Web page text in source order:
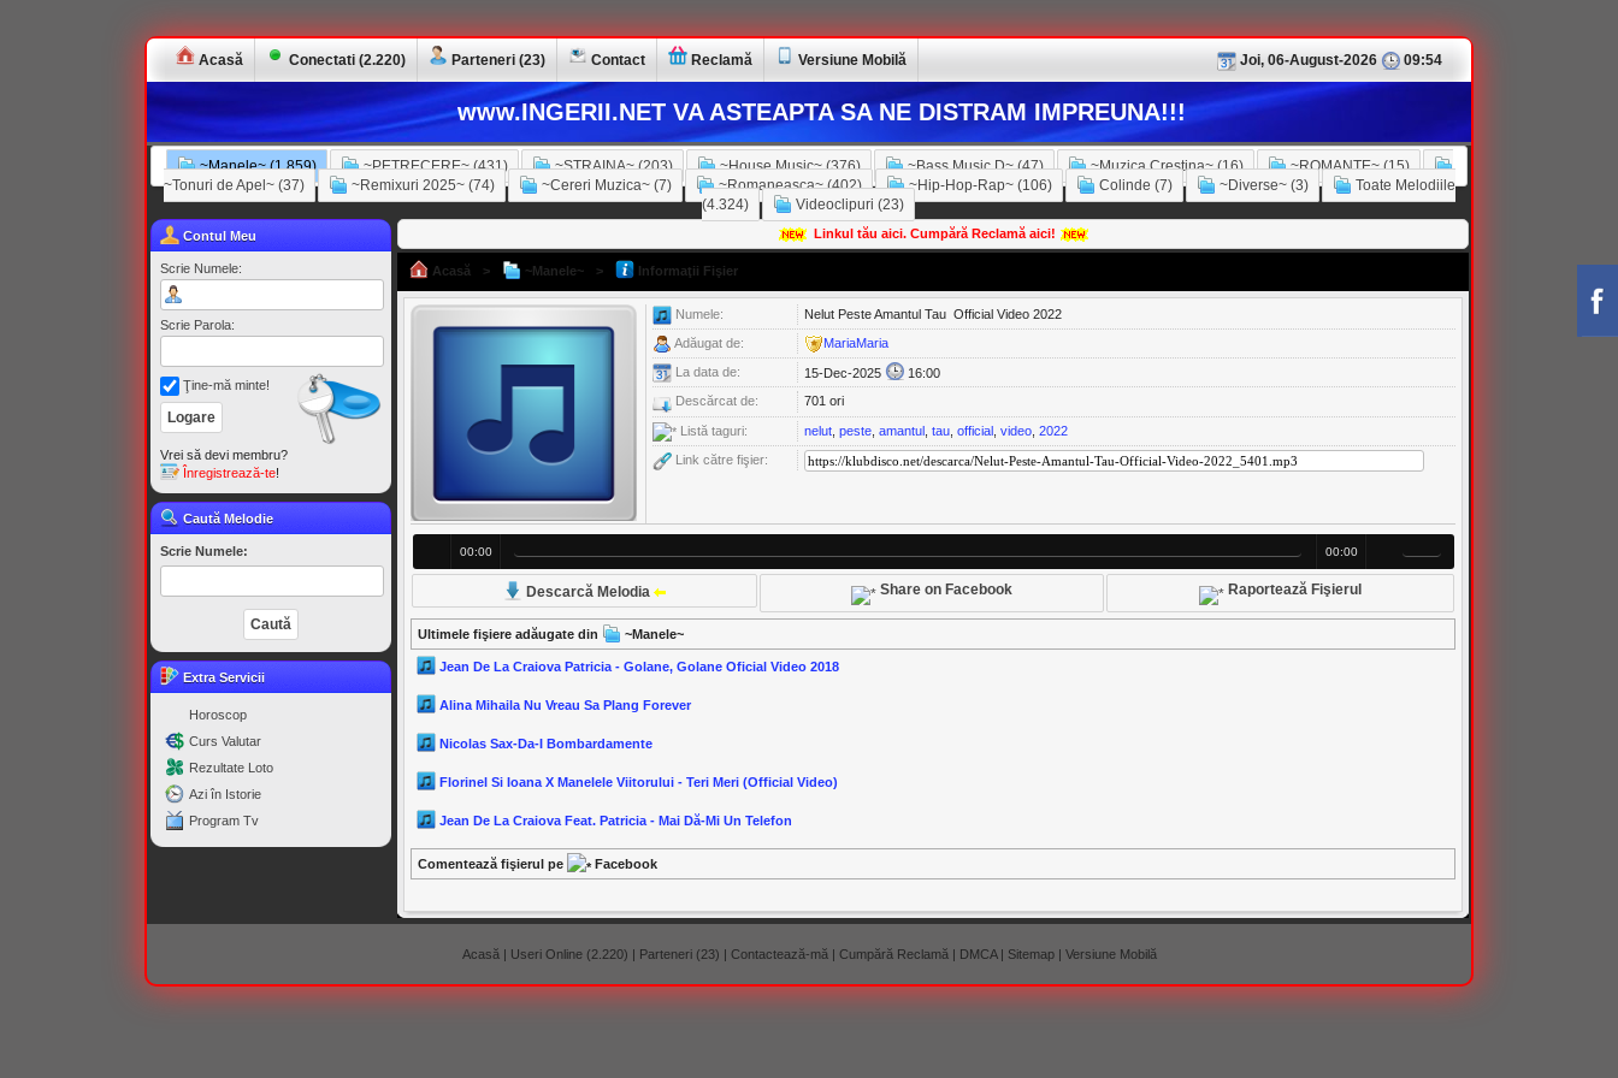
Acasă Conectati (2.220) Parteneri (23) Contact Reclamă Versiune Mobilă Joi, 06-August-2026 09:54
www.INGERII.NET VA ASTEAPTA SA NE DISTRAM IMPREUNA!!!
~Manele~ (1.859) ~PETRECERE~ (431) ~STRAINA~ (203) ~House Music~ (376) ~Bass Music D~ (47) ~Muzica Crestina~ (16)
~ROMANTE~ (15)
~Tonuri de Apel~ (37)
~Remixuri 2025~ (74) ~Cereri Muzica~ (7) ~Romaneasca~ (402) ~Hip-Hop-Rap~ (106) Colinde (7) ~Diverse~ (3)
Toate Melodiile
(4.324)
Videoclipuri (23)
Contul Meu
Scrie Numele:
Scrie Parola:
Ţine-mă minte!
Vrei să devi membru?
Înregistrează-te!
Caută Melodie
Scrie Numele:
Extra Servicii
Horoscop
Curs Valutar
Rezultate Loto
Azi în Istorie
Program Tv
Linkul tău aici. Cumpără Reclamă aici!
Acasă > ~Manele~ > Informaţii Fişier
Numele: Nelut Peste Amantul Tau ️ Official Video 2022
Adăugat de: MariaMaria
La data de: 15-Dec-2025
16:00
Descărcat de:
701 ori
Listă taguri: nelut peste amantul tau official video 2022
Link către fişier:
00:00 00:00
Descarcă Melodia Share on Facebook Raportează Fişierul
Ultimele fişiere adăugate din ~Manele~
Jean De La Craiova Patricia - Golane, Golane Oficial Video 2018
Alina Mihaila Nu Vreau Sa Plang Forever
Nicolas Sax-Da-I Bombardamente
Florinel Si Ioana X Manelele Viitorului - Teri Meri (Official Video)
Jean De La Craiova Feat. Patricia - Mai Dă-Mi Un Telefon
Comentează fişierul pe Facebook
Acasă | Useri Online (2.220) | Parteneri (23) | Contactează-mă | Cumpără Reclamă | DMCA| Sitemap| Versiune Mobilă